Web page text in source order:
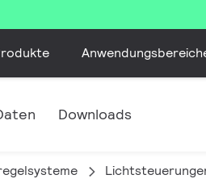
Downloads